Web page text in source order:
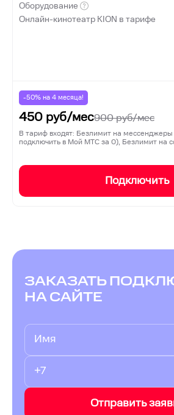
Оборудование
Онлайн-кинотеатр KION в тарифе
-50% на 4 месяца!
450 руб/мес900руб/мес
В тариф входят: Безлимит на
подключить в Мой МТС за 0), Безлимит на
Подключить
ЗАКАЗАТЬ
НА САЙТЕ
Отправить